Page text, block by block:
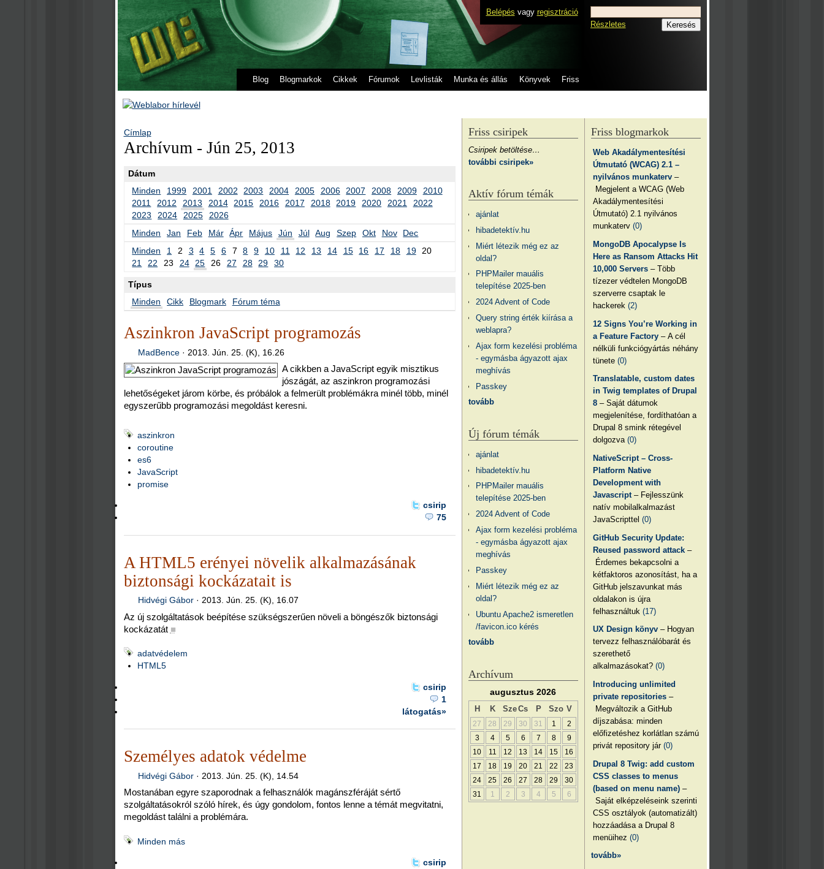
Belépés vagy regisztráció
Blog Blogmarkok Cikkek Fórumok Levlisták Munka és állás Könyvek Friss
Részletes
Címlap
Archívum - Jún 25, 2013
Dátum
Minden
1999 2001 2002 2003 2004 2005 2006 2007 2008 2009
2010
2011
2012 2013 2014 2015 2016 2017 2018 2019 2020 2021
2022
2023
2024 2025
2026
Minden
Jan Feb Már Ápr Május Jún Júl Aug Szep Okt Nov
Dec
Minden
1 2 3 4 5 6 7 8 9 10 11 12 13 14 15 16 17 18 19
20
21
22 23 24 25 26 27 28 29 30
Típus
Minden
Cikk Blogmark Fórum téma
Aszinkron JavaScript programozás
MadBence ·2013. Jún. 25. (K), 16.26
A cikkben a JavaScript egyik misztikus
jószágát, az aszinkron programozási
lehetőségeket járom körbe, és próbálok a felmerült problémákra minél több, minél
egyszerűbb programozási megoldást keresni.
aszinkron
coroutine
es6
JavaScript
promise
csirip
75
A HTML5 erényei növelik alkalmazásának
biztonsági kockázatait is
Hidvégi Gábor ·2013. Jún. 25. (K), 16.07
Az új szolgáltatások beépítése szükségszerűen növeli a böngészők biztonsági
kockázatát ■
adatvédelem
HTML5
csirip
1
látogatás»
Személyes adatok védelme
Hidvégi Gábor · 2013. Jún. 25. (K), 14.54
Mostanában egyre szaporodnak a felhasználók magánszféráját sértő
szolgáltatásokról szóló hírek, és úgy gondolom, fontos lenne a témát megvitatni,
megoldást találni a problémára.
Minden más
csirip
Friss blogmarkok
Web Akadálymentesítési
Útmutató (WCAG) 2.1 –
nyilvános munkaterv –
Megjelent a WCAG (Web
Akadálymentesítési
Útmutató) 2.1 nyilvános
munkaterv(0)
MongoDB Apocalypse Is
Here as Ransom Attacks Hit
10,000 Servers – Több
tízezer védtelen MongoDB
szerverre csaptak le
hackerek(2)
12 Signs You’re Working in
a Feature Factory – A cél
nélküli funkciógyártás néhány
tünete(0)
Translatable, custom dates
in Twig templates of Drupal
8 – Saját dátumok
megjelenítése, fordíthatóan a
Drupal 8 smink rétegével
dolgozva(0)
NativeScript – Cross-
Platform Native
Development with
Javascript – Fejlesszünk
natív mobilalkalmazást
JavaScripttel(0)
GitHub Security Update:
Reused password attack –
Érdemes bekapcsolni a
kétfaktoros azonosítást, ha a
GitHub jelszavunkat más
oldalakon is újra
felhasználtuk(17)
UX Design könyv – Hogyan
tervezz felhasználóbarát és
szerethető
alkalmazásokat?(0)
Introducing unlimited
private repositories –
Megváltozik a GitHub
díjszabása: minden
előfizetéshez korlátlan számú
privát repository jár(0)
Drupal 8 Twig: add custom
CSS classes to menus
(based on menu name) –
Saját elképzeléseink szerinti
CSS osztályok (automatizált)
hozzáadása a Drupal 8
menüihez(0)
tovább»
Friss csiripek
Csiripek betöltése…
további csiripek»
Aktív fórum témák
ajánlat
hibadetektív.hu
Miért létezik még ez az
oldal?
PHPMailer mauális
telepítése 2025-ben
2024 Advent of Code
Query string érték kiírása a
weblapra?
Ajax form kezelési probléma
- egymásba ágyazott ajax
meghívás
Passkey
tovább
Új fórum témák
ajánlat
hibadetektív.hu
PHPMailer mauális
telepítése 2025-ben
2024 Advent of Code
Ajax form kezelési probléma
- egymásba ágyazott ajax
meghívás
Passkey
Miért létezik még ez az
oldal?
Ubuntu Apache2 ismeretlen
/favicon.ico kérés
tovább
Archívum
augusztus 2026
H K SzeCs P Szo V
27 28 29 30 31 1
2
3
4 5 6 7 8
9
10
11 12 13 14 15
16
17
18 19 20 21 22
23
24
25 26 27 28 29
30
31
1 2 3 4 5 6